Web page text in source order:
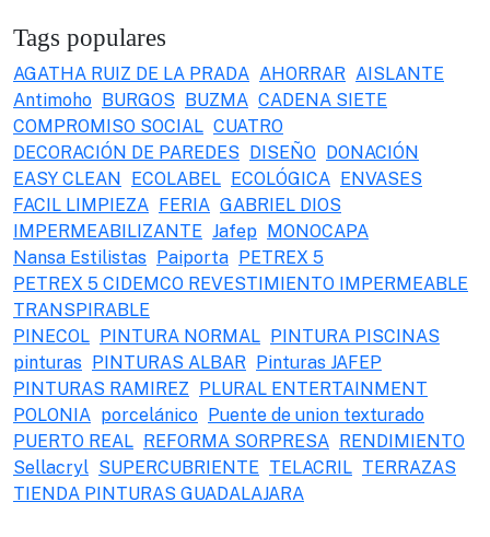
Tags populares
AGATHA RUIZ DE LA PRADA AHORRAR AISLANTE
Antimoho BURGOS BUZMA CADENA SIETE
COMPROMISO SOCIAL CUATRO
DECORACIÓN DE PAREDES DISEÑO DONACIÓN
EASY CLEAN ECOLABEL ECOLÓGICA ENVASES
FACIL LIMPIEZA FERIA GABRIEL DIOS
IMPERMEABILIZANTE Jafep MONOCAPA
Nansa Estilistas Paiporta PETREX 5
PETREX 5 CIDEMCO REVESTIMIENTO IMPERMEABLE
TRANSPIRABLE
PINECOL PINTURA NORMAL PINTURA PISCINAS
pinturas PINTURAS ALBAR Pinturas JAFEP
PINTURAS RAMIREZ PLURAL ENTERTAINMENT
POLONIA porcelánico Puente de union texturado
PUERTO REAL REFORMA SORPRESA RENDIMIENTO
Sellacryl SUPERCUBRIENTE TELACRIL TERRAZAS
TIENDA PINTURAS GUADALAJARA